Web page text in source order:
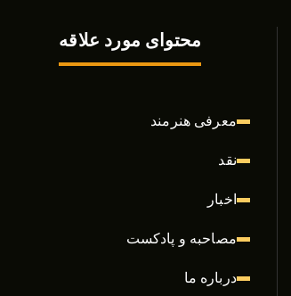
محتوای مورد علاقه
معرفی هنرمند
نقد
اخبار
مصاحبه و پادکست
درباره ما